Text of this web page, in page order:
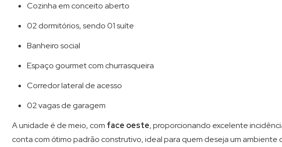
Cozinha em conceito aberto
02 dormitórios, sendo 01 suíte
Banheiro social
Espaço gourmet com churrasqueira
Corredor lateral de acesso
02 vagas de garagem
A unidade é de meio, com face oeste, proporcionando excelente
conta com ótimo padrão construtivo, ideal para quem deseja um